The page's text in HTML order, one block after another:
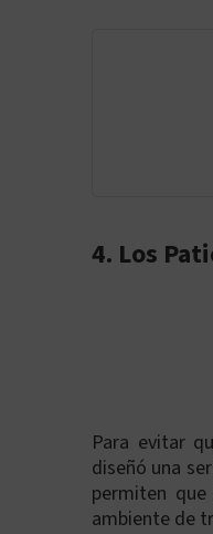
4. Los
Para evitar
diseñó una
permiten
ambiente de